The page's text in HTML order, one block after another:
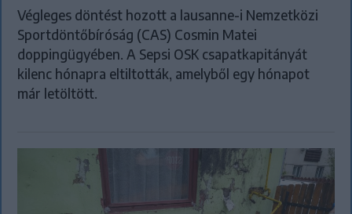
Végleges döntést hozott a lausanne-i Nemzetközi
Sportdöntőbíróság (CAS) Cosmin Matei
doppingügyében. A Sepsi OSK csapatkapitányát
kilenc hónapra eltiltották, amelyből egy hónapot
már letöltött.